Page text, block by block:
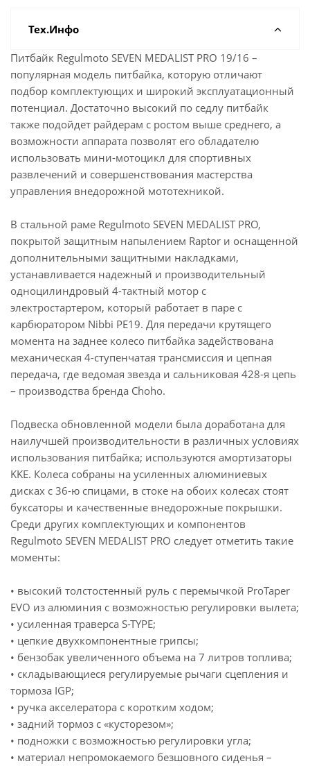
Тех.Инфо
Питбайк Regulmoto SEVEN MEDALIST PRO 19/16 –
популярная модель питбайка, которую отличают
подбор комплектующих и широкий эксплуатационный
потенциал. Достаточно высокий по седлу питбайк
также подойдет райдерам с ростом выше среднего, а
возможности аппарата позволят его обладателю
использовать мини-мотоцикл для спортивных
развлечений и совершенствования мастерства
управления внедорожной мототехникой.
В стальной раме Regulmoto SEVEN MEDALIST PRO,
покрытой защитным напылением Raptor и оснащенной
дополнительными защитными накладками,
устанавливается надежный и производительный
одноцилиндровый 4-тактный мотор с
электростартером, который работает в паре с
карбюратором Nibbi PE19. Для передачи крутящего
момента на заднее колесо питбайка задействована
механическая 4-ступенчатая трансмиссия и цепная
передача, где ведомая звезда и сальниковая 428-я цепь
– производства бренда Choho.
Подвеска обновленной модели была доработана для
наилучшей производительности в различных условиях
использования питбайка; используются амортизаторы
KKE. Колеса собраны на усиленных алюминиевых
дисках с 36-ю спицами, в стоке на обоих колесах стоят
буксаторы и качественные внедорожные покрышки.
Среди других комплектующих и компонентов
Regulmoto SEVEN MEDALIST PRO следует отметить такие
моменты:
• высокий толстостенный руль с перемычкой ProTaper
EVO из алюминия с возможностью регулировки вылета;
• усиленная траверса S-TYPE;
• цепкие двухкомпонентные грипсы;
• бензобак увеличенного объема на 7 литров топлива;
• складывающиеся регулируемые рычаги сцепления и
тормоза IGP;
• ручка акселератора с коротким ходом;
• задний тормоз с «кусторезом»;
• подножки с возможностью регулировки угла;
• материал непромокаемого безшовного сиденья –